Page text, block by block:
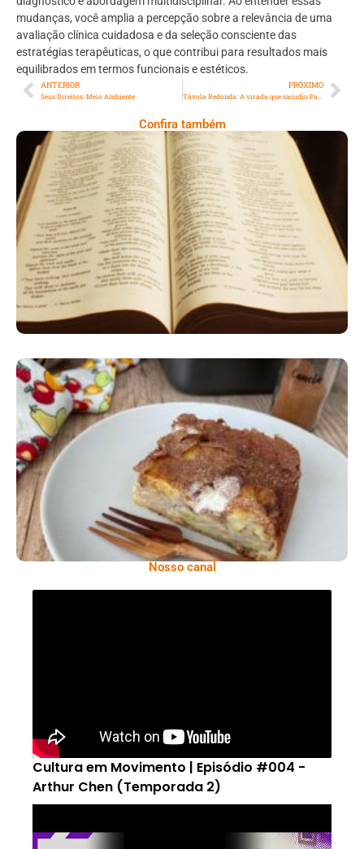
mudanças, você amplia a percepção sobre a relevância de uma
avaliação clínica cuidadosa e da seleção consciente das
estratégias terapêuticas, o que contribui para resultados mais
equilibrados em termos funcionais e estéticos.
ANTERIOR
Seus Direitos: Meio Ambiente
PRÓXIMO
Távola Redonda: A virada que sacudiu Paris: João Fonseca e o dia em que o gigante acordou… Para outro rei
Confira também
A Bíblia Como Ela É: A Queda De Israel –
Quando A Rebeldia Abre Caminho Para A
Destruição
Comer Bem: Torta De Banana
Nosso canal
Cultura em Movimento | Episódio #004 -
Arthur Chen (Temporada 2)